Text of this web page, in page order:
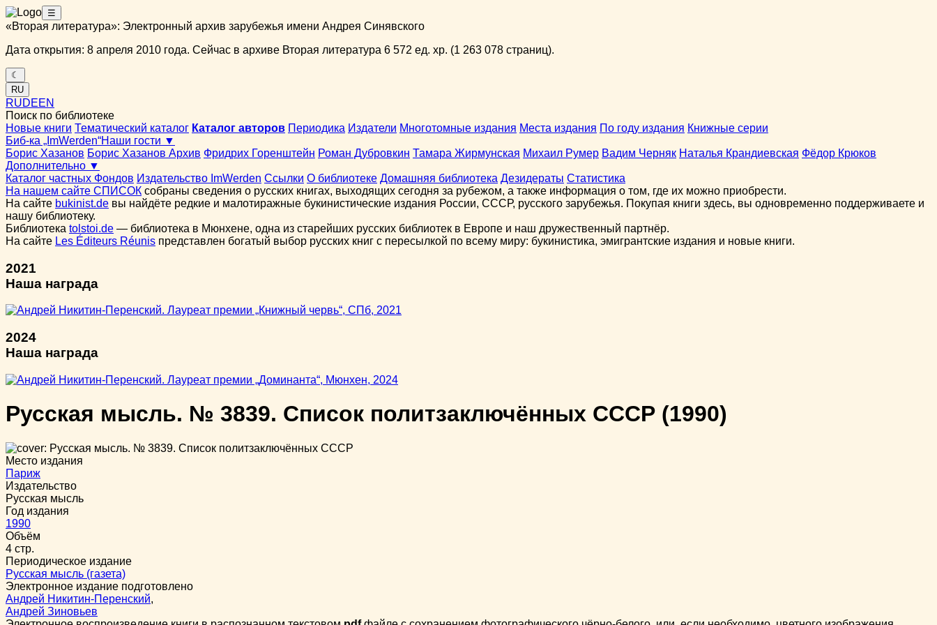
☰
«Вторая литература»: Электронный архив зарубежья имени Андрея Синявского
Дата открытия: 8 апреля 2010 года. Сейчас в архиве Вторая литература 6 572 ед. хр. (1 263 078 страниц).
☾
RU
RUDEEN
Поиск по библиотеке
Новые книги Тематический каталог Каталог авторов Периодика Издатели Многотомные издания Места издания По году издания Книжные серии
Биб-ка „ImWerden“Наши гости ▼
Борис Хазанов Борис Хазанов Архив Фридрих Горенштейн Роман Дубровкин Тамара Жирмунская Михаил Румер Вадим Черняк Наталья Крандиевская Фёдор Крюков
Дополнительно ▼
Каталог частных Фондов Издательство ImWerden Ссылки О библиотеке Домашняя библиотека Дезидераты Статистика
На нашем сайте СПИСОК собраны сведения о русских книгах, выходящих сегодня за рубежом, а также информация о том, где их можно приобрести.
На сайте bukinist.de вы найдёте редкие и малотиражные букинистические издания России, СССР, русского зарубежья. Покупая книги здесь, вы одновременно поддерживаете и
нашу библиотеку.
Библиотека tolstoi.de — библиотека в Мюнхене, одна из старейших русских библиотек в Европе и наш дружественный партнёр.
На сайте Les Éditeurs Réunis представлен богатый выбор русских книг с пересылкой по всему миру: букинистика, эмигрантские издания и новые книги.
2021
Наша награда
2024
Наша награда
Русская мысль. № 3839. Список политзаключённых СССР (1990)
Место издания
Париж
Издательство
Русская мысль
Год издания
1990
Объём
4 стр.
Периодическое издание
Русская мысль (газета)
Электронное издание подготовлено
Андрей Никитин-Перенский,
Андрей Зиновьев